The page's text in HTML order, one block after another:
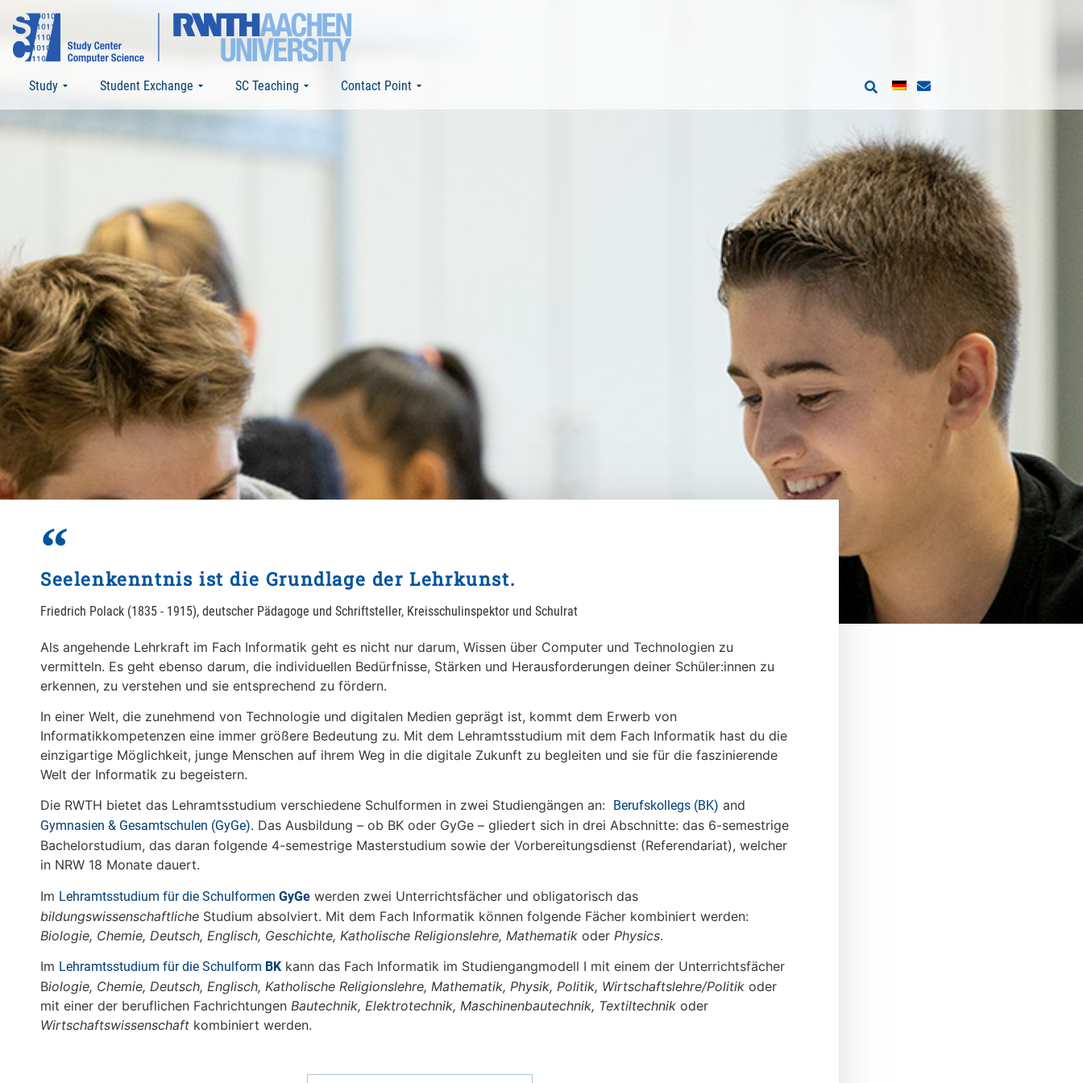
Study Student Exchange SC Teaching Contact Point
Seelenkenntnis ist die Grundlage der Lehrkunst.
Friedrich Polack (1835 - 1915), deutscher Pädagoge und Schriftsteller, Kreisschulinspektor und Schulrat
Als angehende Lehrkraft im Fach Informatik geht es nicht nur darum, Wissen über Computer und Technologien zu
vermitteln. Es geht ebenso darum, die individuellen Bedürfnisse, Stärken und Herausforderungen deiner Schüler:innen zu
erkennen, zu verstehen und sie entsprechend zu fördern.
In einer Welt, die zunehmend von Technologie und digitalen Medien geprägt ist, kommt dem Erwerb von
Informatikkompetenzen eine immer größere Bedeutung zu. Mit dem Lehramtsstudium mit dem Fach Informatik hast du die
einzigartige Möglichkeit, junge Menschen auf ihrem Weg in die digitale Zukunft zu begleiten und sie für die faszinierende
Welt der Informatik zu begeistern.
Die RWTH bietet das Lehramtsstudium verschiedene Schulformen in zwei Studiengängen an:
Berufskollegs (BK) and
Gymnasien & Gesamtschulen (GyGe). Das Ausbildung – ob BK oder GyGe – gliedert sich in drei Abschnitte: das 6-semestrige
Bachelorstudium, das daran folgende 4-semestrige Masterstudium sowie der Vorbereitungsdienst (Referendariat), welcher
in NRW 18 Monate dauert.
Im Lehramtsstudium für die Schulformen GyGe werden zwei Unterrichtsfächer und obligatorisch das
bildungswissenschaftliche Studium absolviert. Mit dem Fach Informatik können folgende Fächer kombiniert werden:
Biologie, Chemie, Deutsch, Englisch, Geschichte, Katholische Religionslehre, Mathematik oder Physics.
Im Lehramtsstudium für die Schulform BK kann das Fach Informatik im Studiengangmodell I mit einem der Unterrichtsfächer
Biologie, Chemie, Deutsch, Englisch, Katholische Religionslehre, Mathematik, Physik, Politik, Wirtschaftslehre/Politik oder
mit einer der beruflichen Fachrichtungen Bautechnik, Elektrotechnik, Maschinenbautechnik, Textiltechnik oder
Wirtschaftswissenschaft kombiniert werden.